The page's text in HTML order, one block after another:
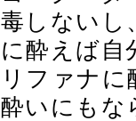
毒しないし
に酔えば自
リファナ
酔いにもな